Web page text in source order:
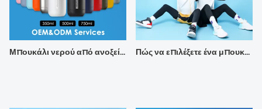
Μπουκάλι νερού από ανοξείδωτο χάλυβα με κορυφαίες πωλήσεις Fayren Πώς να επιλέξετε ένα μπουκάλι νερού σιλικόνης κατάλληλο για παιδιά;